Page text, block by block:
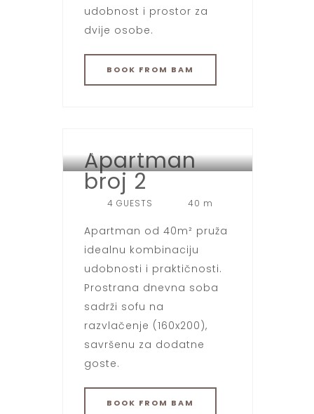
udobnost i prostor za
dvije osobe.
BOOK FROM BAM
HOTEL SPORT JAHORINA
Apartman
broj 2
4 GUESTS 40 m
Apartman od 40m² pruža
idealnu kombinaciju
udobnosti i praktičnosti.
Prostrana dnevna soba
sadrži sofu na
razvlačenje (160x200),
savršenu za dodatne
goste.
BOOK FROM BAM